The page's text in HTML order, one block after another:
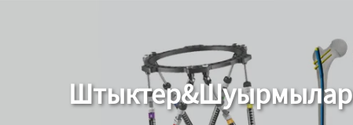
Штыктер&Шуырмылар